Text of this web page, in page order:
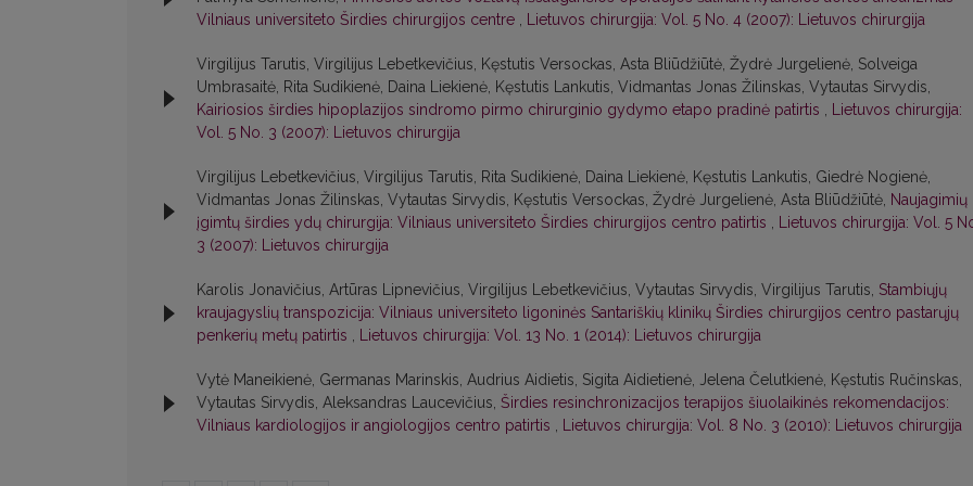
Vilniaus universiteto Širdies chirurgijos centre , Lietuvos chirurgija: Vol. 5 No. 4 (2007): Lietuvos chirurgija
Virgilijus Tarutis, Virgilijus Lebetkevičius, Kęstutis Versockas, Asta Bliūdžiūtė, Žydrė Jurgelienė, Solveiga
Umbrasaitė, Rita Sudikienė, Daina Liekienė, Kęstutis Lankutis, Vidmantas Jonas Žilinskas, Vytautas Sirvydis,
Kairiosios širdies hipoplazijos sindromo pirmo chirurginio gydymo etapo pradinė patirtis , Lietuvos chirurgija:
Vol. 5 No. 3 (2007): Lietuvos chirurgija
Virgilijus Lebetkevičius, Virgilijus Tarutis, Rita Sudikienė, Daina Liekienė, Kęstutis Lankutis, Giedrė Nogienė,
Vidmantas Jonas Žilinskas, Vytautas Sirvydis, Kęstutis Versockas, Žydrė Jurgelienė, Asta Bliūdžiūtė, Naujagimių
įgimtų širdies ydų chirurgija: Vilniaus universiteto Širdies chirurgijos centro patirtis , Lietuvos chirurgija: Vol. 5
3 (2007): Lietuvos chirurgija
Karolis Jonavičius, Artūras Lipnevičius, Virgilijus Lebetkevičius, Vytautas Sirvydis, Virgilijus Tarutis, Stambiųjų
kraujagyslių transpozicija: Vilniaus universiteto ligoninės Santariškių klinikų Širdies chirurgijos centro pastarųjų
penkerių metų patirtis , Lietuvos chirurgija: Vol. 13 No. 1 (2014): Lietuvos chirurgija
Vytė Maneikienė, Germanas Marinskis, Audrius Aidietis, Sigita Aidietienė, Jelena Čelutkienė, Kęstutis Ručinskas,
Vytautas Sirvydis, Aleksandras Laucevičius, Širdies resinchronizacijos terapijos šiuolaikinės rekomendacijos:
Vilniaus kardiologijos ir angiologijos centro patirtis , Lietuvos chirurgija: Vol. 8 No. 3 (2010): Lietuvos chirurgija